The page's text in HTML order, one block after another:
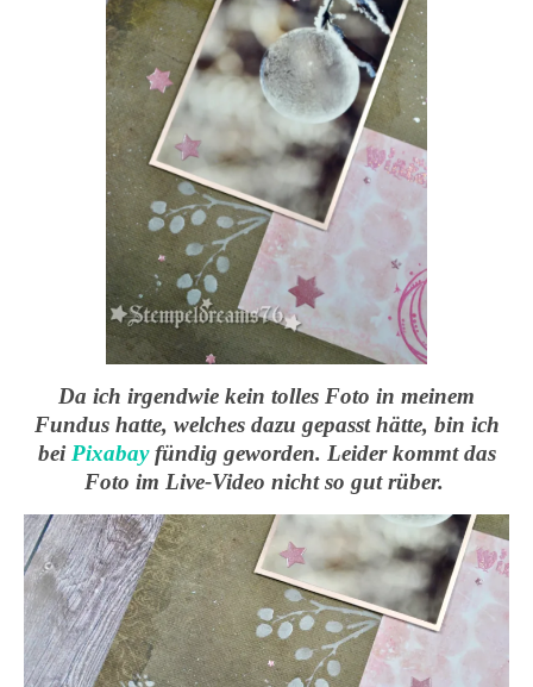
Da ich irgendwie kein tolles Foto in meinem
Fundus hatte, welches dazu gepasst hätte, bin ich
beiPixabayfündig geworden. Leider kommt das
Foto im Live-Video nicht so gut rüber.